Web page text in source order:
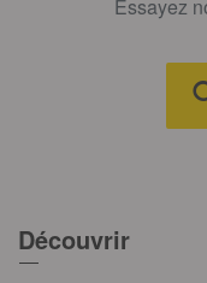
Essayez
Découvrir